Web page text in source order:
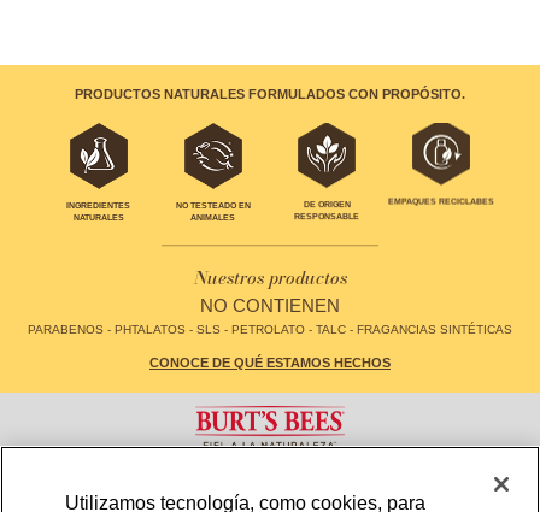
PRODUCTOS NATURALES FORMULADOS CON PROPÓSITO.
INGREDIENTES
NATURALES
NO TESTEADO EN
ANIMALES
DE ORIGEN
RESPONSABLE
EMPAQUES RECICLABES
Nuestros productos
NO CONTIENEN
PARABENOS - PHTALATOS - SLS - PETROLATO - TALC - FRAGANCIAS SINTÉTICAS
CONOCE DE QUÉ ESTAMOS HECHOS
LOCALIZADOR DE TIENDAS
MAPA DE SITIO
Utilizamos tecnología, como cookies, para